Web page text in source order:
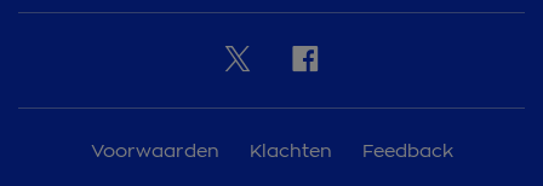
Voorwaarden Klachten Feedback